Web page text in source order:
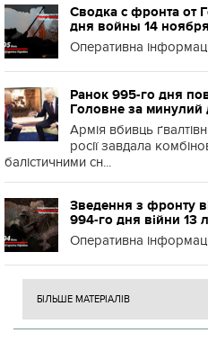
Сводка с фронта от
дня войны 14
Оперативна
Ранок 995-го дня
Головне за минулий
Армія вбивць
росії завдала
балістичними сн...
Зведення з фронту
994-го дня війни 13
Оперативна
БІЛЬШЕ МАТЕРІАЛІВ